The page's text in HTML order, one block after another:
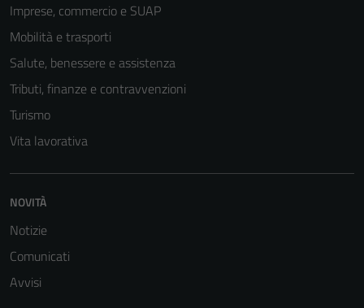
Imprese, commercio e SUAP
Mobilità e trasporti
Salute, benessere e assistenza
Tributi, finanze e contravvenzioni
Turismo
Vita lavorativa
NOVITÀ
Notizie
Comunicati
Avvisi